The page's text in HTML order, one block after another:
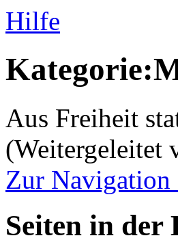
Hilfe
Aus Freiheit
(Weitergeleitet
Zur Navigation
Seiten in der